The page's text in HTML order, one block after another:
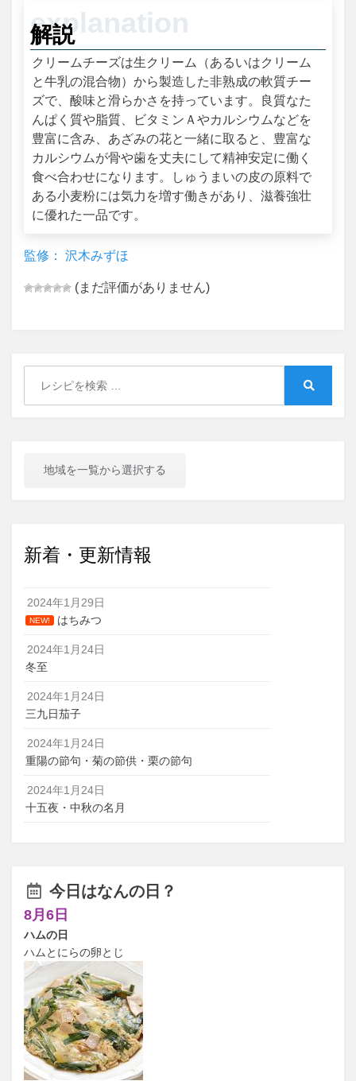
解説
クリームチーズは生クリーム（あるいはクリーム
と牛乳の混合物）から製造した非熟成の軟質チー
ズで、酸味と滑らかさを持っています。良質なた
んぱく質や脂質、ビタミンＡやカルシウムなどを
豊富に含み、あざみの花と一緒に取ると、豊富な
カルシウムが骨や歯を丈夫にして精神安定に働く
食べ合わせになります。しゅうまいの皮の原料で
ある小麦粉には気力を増す働きがあり、滋養強壮
に優れた一品です。
監修： 沢木みずほ
(まだ評価がありません)
地域を一覧から選択する
新着・更新情報
2024年1月29日
NEW! はちみつ
2024年1月24日
冬至
2024年1月24日
三九日茄子
2024年1月24日
重陽の節句・菊の節供・栗の節句
2024年1月24日
十五夜・中秋の名月
今日はなんの日？
8月6日
ハムの日
ハムとにらの卵とじ